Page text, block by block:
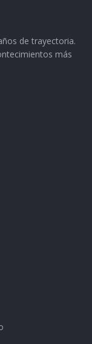
de trayectoria.
más